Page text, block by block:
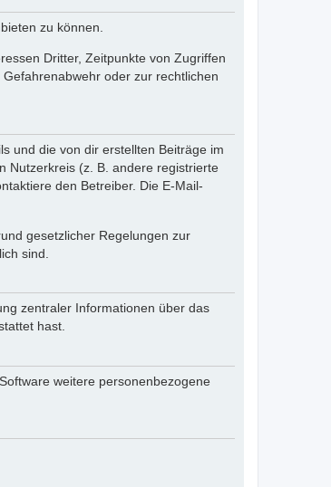
zu können.
Dritter, Zeitpunkte von Zugriffen
oder zur rechtlichen
und die von dir erstellten Beiträge im
Nutzerkreis (z. B. andere registrierte
den Betreiber. Die E-Mail-
gesetzlicher Regelungen zur
sind.
zentraler Informationen über das
hast.
weitere personenbezogene